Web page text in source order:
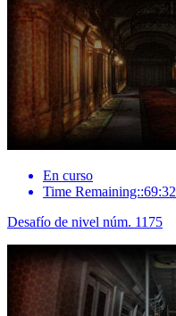
En curso
Time Remaining::69:32
Desafío de nivel núm. 1175